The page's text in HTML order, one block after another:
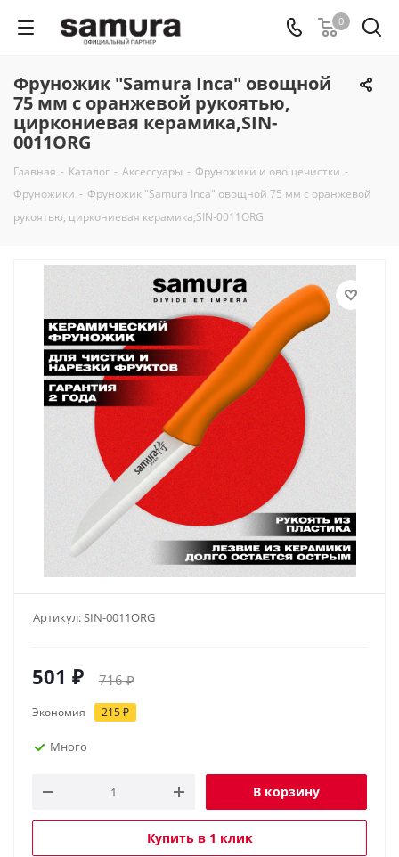
0
Фруножик "Samura Inca" овощной
75 мм с оранжевой рукоятью,
циркониевая керамика,SIN-
0011ORG
Главная - Каталог - Аксессуары - Фруножики и овощечистки -
Фруножики - Фруножик "Samura Inca" овощной 75 мм с оранжевой
рукоятью, циркониевая керамика,SIN-0011ORG
Артикул:SIN-0011ORG
501 ₽ 716₽
Экономия 215₽
Много
В корзину
Купить в 1 клик